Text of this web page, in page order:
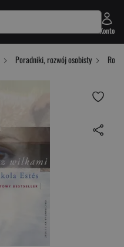
Konto
Poradniki, rozwój osobisty